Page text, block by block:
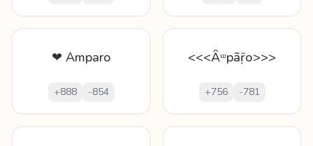
❤ Amparo
+888 -854
<<<Ȃᵚpãṝо>>>
+756 -781